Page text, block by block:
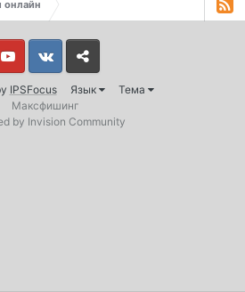
онлайн
IPSFocus Язык Тема
VkontakteYandex
Максфишинг
by Invision Community